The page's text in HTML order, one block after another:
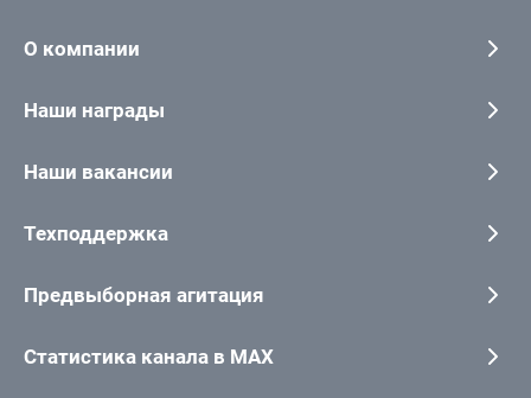
О компании
Наши награды
Наши вакансии
Техподдержка
Предвыборная агитация
Статистика канала в MAX